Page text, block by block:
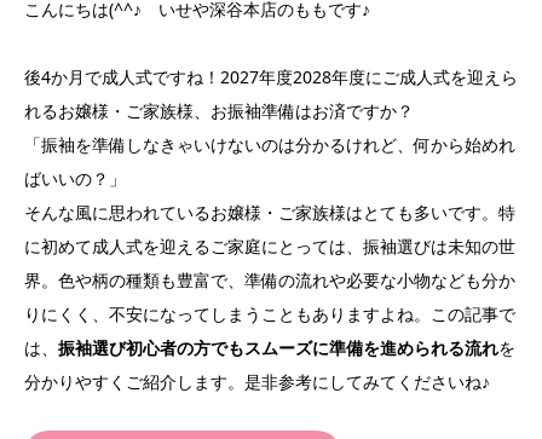
こんにちは(^^♪ いせや深谷本店のももです♪
後4か月で成人式ですね！2027年度2028年度にご成人式を迎えら
れるお嬢様・ご家族様、お振袖準備はお済ですか？
「振袖を準備しなきゃいけないのは分かるけれど、何から始めれ
ばいいの？」
そんな風に思われているお嬢様・ご家族様はとても多いです。特
に初めて成人式を迎えるご家庭にとっては、振袖選びは未知の世
界。色や柄の種類も豊富で、準備の流れや必要な小物なども分か
りにくく、不安になってしまうこともありますよね。この記事で
は、 振袖選び初心者の方でもスムーズに準備を進められる流れを
分かりやすくご紹介します。是非参考にしてみてくださいね♪